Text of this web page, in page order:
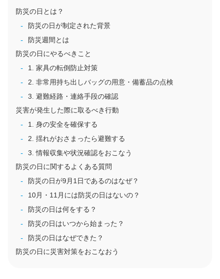
防災の日とは？
防災の日が制定された背景
防災週間とは
防災の日にやるべきこと
1. 家具の転倒防止対策
2. 非常用持ち出しバッグの用意・備蓄品の点検
3. 避難経路・連絡手段の確認
災害が発生した際に取るべき行動
1. 身の安全を確保する
2. 揺れがおさまったら避難する
3. 情報収集や状況確認をおこなう
防災の日に関するよくある質問
防災の日が9月1日であるのはなぜ？
10月・11月には防災の日はないの？
防災の日は何をする？
防災の日はいつから始まった？
防災の日はなぜできた？
防災の日に災害対策をおこなおう